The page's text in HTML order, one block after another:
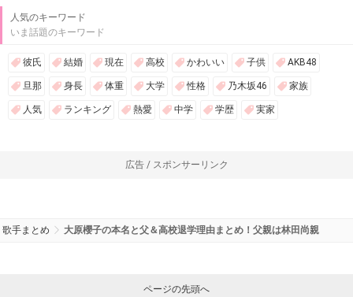
人気のキーワード
いま話題のキーワード
彼氏 結婚 現在 高校 かわいい 子供 AKB48
旦那 身長 体重 大学 性格 乃木坂46 家族
人気 ランキング 熱愛 中学 学歴 実家
広告 / スポンサーリンク
歌手まとめ 大原櫻子の本名と父＆高校退学理由まとめ！父親は林田尚親
ページの先頭へ